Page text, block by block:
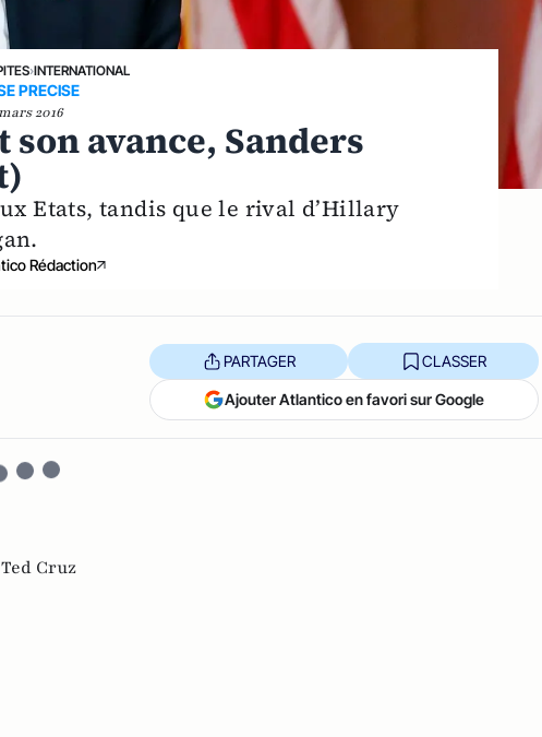
›INTERNATIONAL
PRECISE
2016
avance, Sanders
Etats, tandis que le rival d’Hillary
Rédaction
PARTAGER CLASSER
Ajouter Atlantico en favori sur Google
Ted Cruz